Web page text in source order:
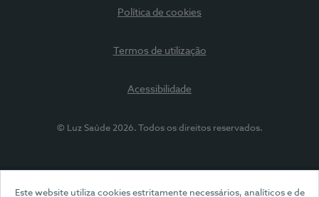
Este website utiliza cookies estritamente necessários, analíticos e de
Política de cookies
Termos de utilização
Acessibilidade
© Luz Saúde 2026. Todos os direitos reservados.